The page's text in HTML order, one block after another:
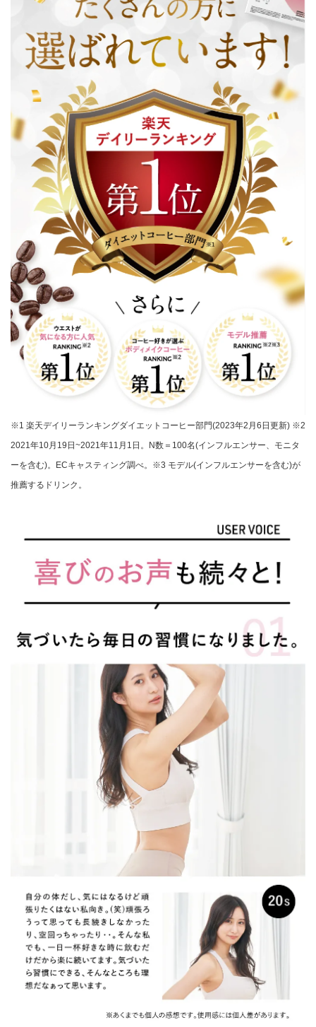
※1 楽天デイリーランキングダイエットコーヒー部門(2023年2月6日更新) ※2
2021年10月19日~2021年11月1日。N数＝100名(インフルエンサー、モニタ
ーを含む)。ECキャスティング調べ。※3 モデル(インフルエンサーを含む)が
推薦するドリンク。